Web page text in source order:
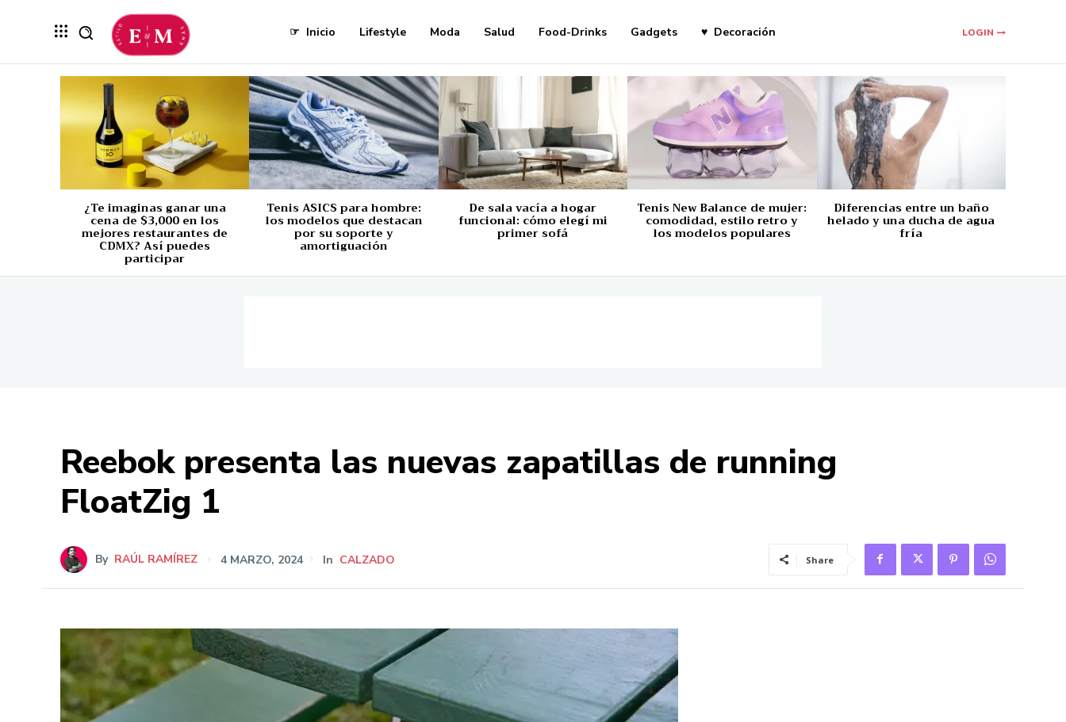
☞ Inicio Lifestyle Moda Salud Food-Drinks Gadgets ♥ Decoración LOGIN
¿Te imaginas ganar una
cena de $3,000 en los
mejores restaurantes de
CDMX? Así puedes
participar
Tenis ASICS para hombre:
los modelos que destacan
por su soporte y
amortiguación
De sala vacía a hogar
funcional: cómo elegí mi
primer sofá
Tenis New Balance de mujer:
comodidad, estilo retro y
los modelos populares
Diferencias entre un baño
helado y una ducha de agua
fría
Reebok presenta las nuevas zapatillas de running
FloatZig 1
By RAÚL RAMÍREZ 4 MARZO, 2024 In CALZADO Share